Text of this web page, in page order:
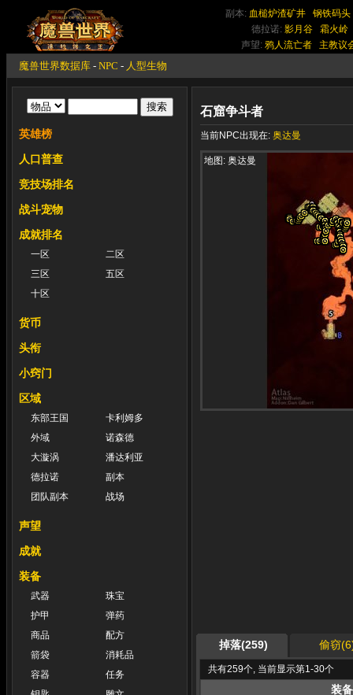
副本: 血槌炉渣矿井
钢铁码头
德拉诺: 影月谷
霜火岭
声望: 鸦人流亡者 主教议
魔兽世界数据库 - NPC - 人型生物
英雄榜
人口普查
竞技场排名
战斗宠物
成就排名
一区
二区
三区
五区
十区
货币
头衔
小窍门
区域
东部王国
卡利姆多
外域
诺森德
大漩涡
潘达利亚
德拉诺
副本
团队副本
战场
声望
成就
装备
武器
珠宝
护甲
弹药
商品
配方
箭袋
消耗品
容器
任务
石窟争斗者
当前NPC出现在: 奥达曼
地图: 奥达曼
掉落(259) 偷窃
共有259个, 当前显示第1-30个
装备